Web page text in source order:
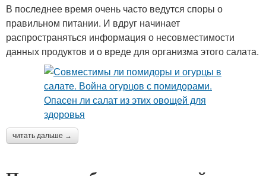
В последнее время очень часто ведутся споры о
правильном питании. И вдруг начинает
распространяться информация о несовместимости
данных продуктов и о вреде для организма этого салата.
читать дальше →